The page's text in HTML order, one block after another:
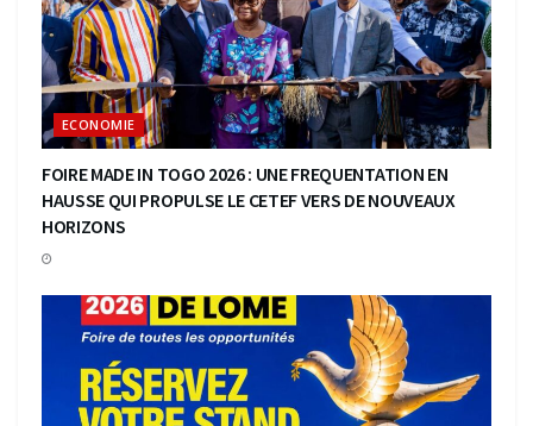
ECONOMIE
FOIRE MADE IN TOGO 2026 : UNE FREQUENTATION EN
HAUSSE QUI PROPULSE LE CETEF VERS DE NOUVEAUX
HORIZONS